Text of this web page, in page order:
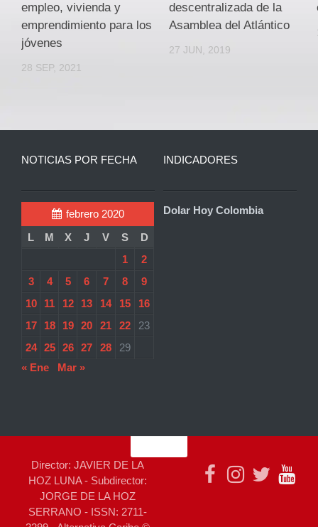
empleo, vivienda y
emprendimiento para los
jóvenes
28 SEP, 2021
descentralizada de la
Asamblea del Atlántico
27 JUN, 2019
NOTICIAS POR FECHA
febrero 2020
L
M X J V S
D
1
2
3
4 5 6 7 8
9
10
11 12 13 14 15
16
17
18 19 20 21 22
23
24
25 26 27 28
29
« Ene
Mar »
INDICADORES
Dolar Hoy Colombia
Director: JAVIER DE LA
HOZ LUNA - Subdirector:
JORGE DE LA HOZ
SERRANO - ISSN: 2711-